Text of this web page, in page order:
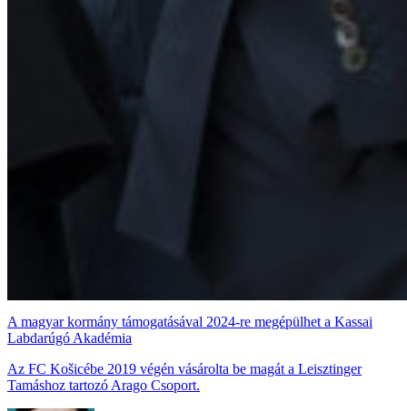
A magyar kormány támogatásával 2024-re megépülhet a Kassai
Labdarúgó Akadémia
Az FC Košicébe 2019 végén vásárolta be magát a Leisztinger
Tamáshoz tartozó Arago Csoport.